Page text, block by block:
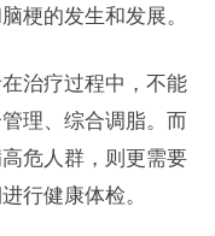
梗的发生和发展。
治疗过程中，不能
理、综合调脂。而
危人群，则更需要
行健康体检。